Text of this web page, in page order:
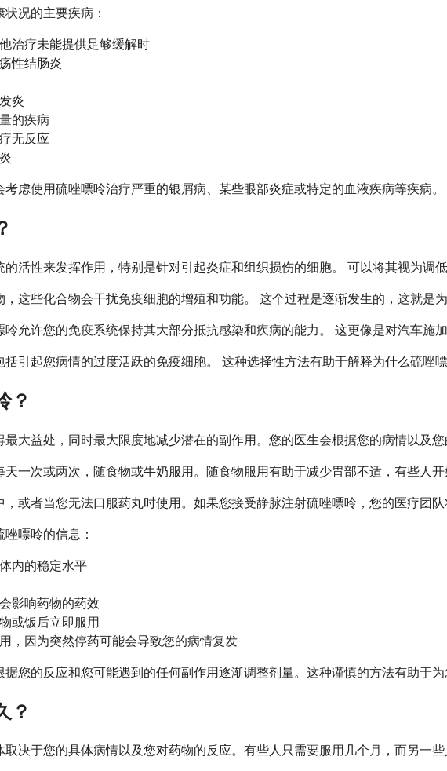
况的主要疾病：
治疗未能提供足够缓解时
性结肠炎
炎
的疾病
无反应
虑使用硫唑嘌呤治疗严重的银屑病、某些眼部炎症或特定的血液疾病等疾病
活性来发挥作用，特别是针对引起炎症和组织损伤的细胞。 可以将其视为调
这些化合物会干扰免疫细胞的增殖和功能。 这个过程是逐渐发生的，这就是
允许您的免疫系统保持其大部分抵抗感染和疾病的能力。 这更像是对汽车施
引起您病情的过度活跃的免疫细胞。 这种选择性方法有助于解释为什么硫唑
？
大益处，同时最大限度地减少潜在的副作用。您的医生会根据您的病情以及
一次或两次，随食物或牛奶服用。随食物服用有助于减少胃部不适，有些人开
或者当您无法口服药丸时使用。如果您接受静脉注射硫唑嘌呤，您的医疗团
嘌呤的信息：
内的稳定水平
影响药物的药效
或饭后立即服用
，因为突然停药可能会导致您的病情复发
您的反应和您可能遇到的任何副作用逐渐调整剂量。这种谨慎的方法有助于为
？
决于您的具体病情以及您对药物的反应。有些人只需要服用几个月，而另一些